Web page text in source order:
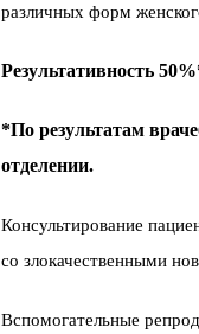
различных форм
Результативность
*По результатам
отделении.
Консультирование
со злокачественными
Вспомогательные